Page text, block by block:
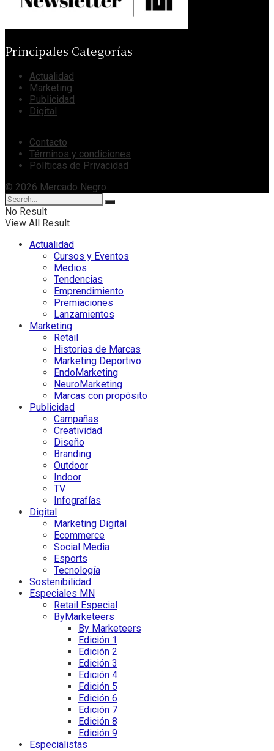
Principales Categorías
Actualidad
Marketing
Publicidad
Digital
Contacto
Términos y condiciones
Políticas de Privacidad
© 2026 Mercado Negro
No Result
View All Result
Actualidad
Cursos y Eventos
Medios
Tendencias
Emprendimiento
Premiaciones
Lanzamientos
Marketing
Retail
Historias de Marcas
Marketing Deportivo
EndoMarketing
NeuroMarketing
Marcas con propósito
Publicidad
Campañas
Creatividad
Diseño
Branding
Outdoor
Indoor
TV
Infografías
Digital
Marketing Digital
Ecommerce
Social Media
Esports
Tecnología
Sostenibilidad
Especiales MN
Retail Especial
ByMarketeers
By Marketeers
Edición 1
Edición 2
Edición 3
Edición 4
Edición 5
Edición 6
Edición 7
Edición 8
Edición 9
Especialistas